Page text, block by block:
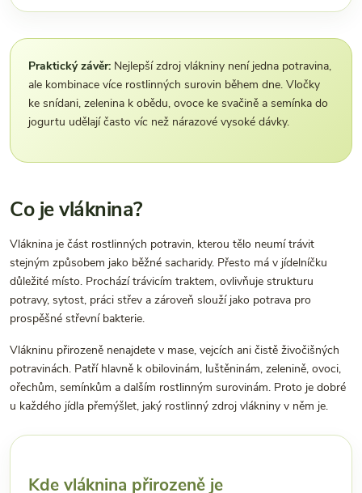
Praktický závěr: Nejlepší zdroj vlákniny není jedna potravina,
ale kombinace více rostlinných surovin během dne. Vločky
ke snídani, zelenina k obědu, ovoce ke svačině a semínka do
jogurtu udělají často víc než nárazové vysoké dávky.
Co je vláknina?
Vláknina je část rostlinných potravin, kterou tělo neumí trávit
stejným způsobem jako běžné sacharidy. Přesto má v jídelníčku
důležité místo. Prochází trávicím traktem, ovlivňuje strukturu
potravy, sytost, práci střev a zároveň slouží jako potrava pro
prospěšné střevní bakterie.
Vlákninu přirozeně nenajdete v mase, vejcích ani čistě živočišných
potravinách. Patří hlavně k obilovinám, luštěninám, zelenině, ovoci,
ořechům, semínkům a dalším rostlinným surovinám. Proto je dobré
u každého jídla přemýšlet, jaký rostlinný zdroj vlákniny v něm je.
Kde vláknina přirozeně je